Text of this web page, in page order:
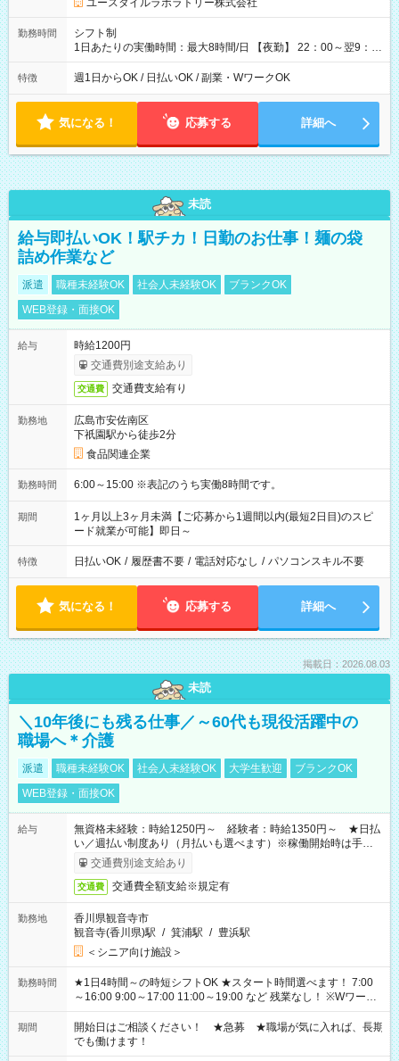
ユースタイルラボラトリー株式会社
勤務時間
シフト制
1日あたりの実働時間：最大8時間/日 【夜勤】 22：00～翌9：
00 ※週1日～OK ／ 夜勤専従 ＊＊ 勤務時間例 ＊＊ ■22時か
ら翌7時 ■23時から翌8時 ■24時から翌9時 など ※上記の時間
ます。 ※曜日固定（毎週同じ曜日での勤務となります）
特徴 週1日からOK / 日払いOK / 副業・WワークOK
気になる！ 応募する 詳細へ
未読
給与即払いOK！駅チカ！日勤のお仕事！麺の袋
詰め作業など
派遣 職種未経験OK 社会人未経験OK
ブランクOK
WEB登録・面接OK
給与
時給1200円
交通費別途支給あり
交通費 交通費支給有り
勤務地
広島市安佐南区
下祇園駅から徒歩2分
食品関連企業
勤務時間 6:00～15:00 ※表記のうち実働8時間です。
期間
1ヶ月以上3ヶ月未満【ご応募から1週間以内(最短2日目)のスピ
ード就業が可能】即日～
特徴 日払いOK / 履歴書不要 / 電話対応なし / パソコンスキル不要
気になる！ 応募する 詳細へ
掲載日：2026.08.03
未読
＼10年後にも残る仕事／～60代も現役活躍中の
職場へ＊介護
派遣 職種未経験OK 社会人未経験OK 大学生歓迎
ブランクOK
WEB登録・面接OK
給与
無資格未経験：時給1250円～ 経験者：時給1350円～ ★日払
い／週払い制度あり（月払いも選べます）※稼働開始時は手続き
完了次第のお支払いとなります。
交通費別途支給あり
交通費 交通費全額支給※規定有
勤務地
香川県観音寺市
観音寺(香川県)駅 / 箕浦駅 / 豊浜駅
＜シニア向け施設＞
勤務時間
★1日4時間～の時短シフトOK ★スタート時間選べます！ 7:00
～16:00 9:00～17:00 11:00～19:00 など 残業なし！ ※Wワーク
の場合、他のお仕事と合わせ週40時間超の就業はご案内できま
せん ※法令に基づき、週20時間以上勤務は社会保険への加入対
象となります ※労働者派遣法（日雇い派遣の原則禁止）によ
り、短時間・短期間の就業はご案内が難しい場合があります
期間
開始日はご相談ください！ ★急募 ★職場が気に入れば、長期
でも働けます！